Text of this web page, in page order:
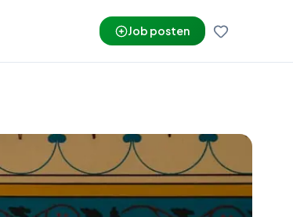
Job posten